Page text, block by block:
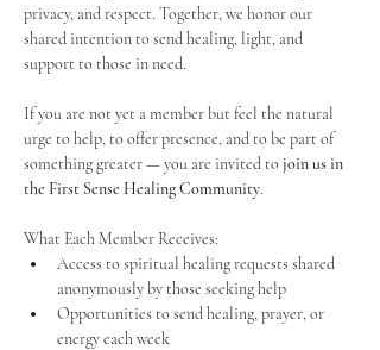
privacy, and respect. Together, we honor our
shared intention to send healing, light, and
support to those in need.
If you are not yet a member but feel the natural
urge to help, to offer presence, and to be part of
something greater — you are invited to join us in
the First Sense Healing Community.
What Each Member Receives:
Access to spiritual healing requests shared
anonymously by those seeking help
Opportunities to send healing, prayer, or
energy each week